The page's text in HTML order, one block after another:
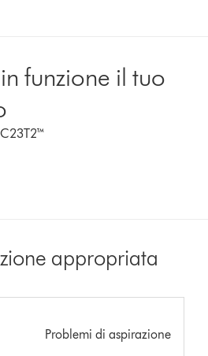
funzione il tuo
appropriata
Problemi di aspirazione